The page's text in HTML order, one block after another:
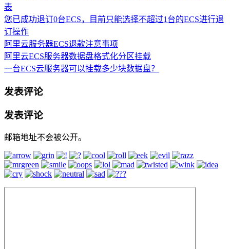
表
您已成功退订0台ECS，目前只能选择不超过1台的ECS进行退
订操作
阿里云服务器ECS退款注意事项
阿里云ECS服务器数据盘格式化分区挂载
一台ECS云服务器可以挂载多少块数据盘？
发表评论
发表评论
邮箱地址不会被公开。